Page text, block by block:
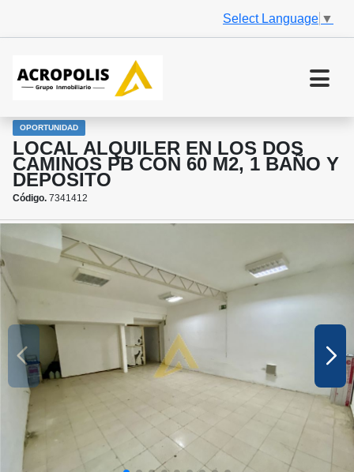
Select Language ▼
OPORTUNIDAD
LOCAL ALQUILER EN LOS DOS
CAMINOS PB CON 60 M2, 1 BAÑO Y
DEPOSITO
Código. 7341412